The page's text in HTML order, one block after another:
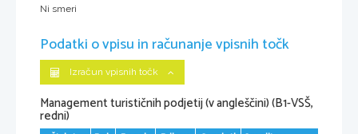
Ni smeri
Podatki o vpisu in računanje vpisnih točk
Izračun vpisnih točk
Management turističnih podjetij (v angleščini) (B1-VSŠ,
redni)